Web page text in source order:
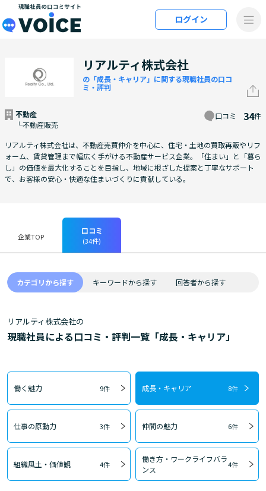
メインコンテンツにスキップ
ログイン
リアルティ株式会社
の「成長・キャリア」に関する現職社員の口コ
ミ・評判
不動産
└不動産販売
口コミ 34件
リアルティ株式会社は、不動産売買仲介を中心に、住宅・土地の買取再販やリフ
ォーム、賃貸管理まで幅広く手がける不動産サービス企業。「住まい」と「暮ら
し」の価値を最大化することを目指し、地域に根ざした提案と丁寧なサポート
で、お客様の安心・快適な住まいづくりに貢献している。
企業TOP
口コミ
(34件)
カテゴリから探す キーワードから探す 回答者から探す
リアルティ株式会社の
現職社員による口コミ・評判一覧「成長・キャリア」
働く魅力 9件 成長・キャリア 8件
仕事の原動力 3件 仲間の魅力 6件
組織風土・価値観 4件
働き方・ワークライフバラ
ンス
4件